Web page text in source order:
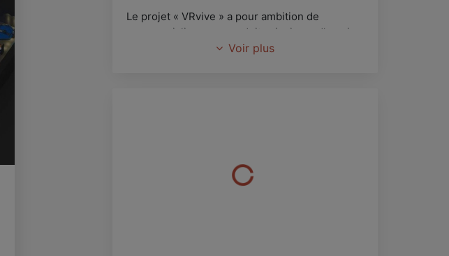
Le projet « VRvive » a pour ambition de
commercialiser ces produits ainsi que d’ouvrir
un salon d'experience VR.
Voir plus